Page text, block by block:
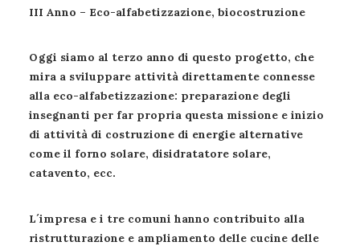
III Anno – Eco-alfabetizzazione, biocostruzione
Oggi siamo al terzo anno di questo progetto, che
mira a sviluppare attività direttamente connesse
alla eco-alfabetizzazione: preparazione degli
insegnanti per far propria questa missione e inizio
di attività di costruzione di energie alternative
come il forno solare, disidratatore solare,
catavento, ecc.
L´impresa e i tre comuni hanno contribuito alla
ristrutturazione e ampliamento delle cucine delle